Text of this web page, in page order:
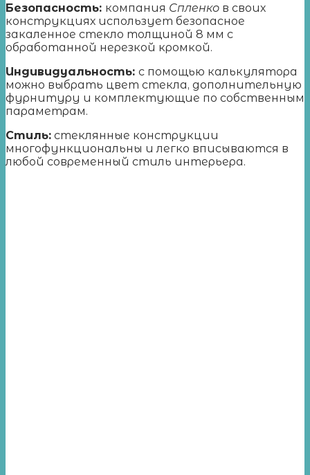
Безопасность: компания Спленко в своих
конструкциях использует безопасное
закаленное стекло толщиной 8 мм с
обработанной нерезкой кромкой.
Индивидуальность: с помощью калькулятора
можно выбрать цвет стекла, дополнительную
фурнитуру и комплектующие по собственным
параметрам.
Стиль: стеклянные конструкции
многофункциональны и легко вписываются в
любой современный стиль интерьера.